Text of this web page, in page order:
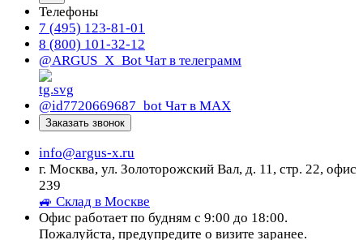
Телефоны
7 (495) 123-81-01
8 (800) 101-32-12
@ARGUS_X_Bot Чат в телеграмм
@id7720669687_bot Чат в МАХ
Заказать звонок
info@argus-x.ru
г. Москва, ул. Золоторожский Вал, д. 11, стр. 22, офис
239
🚙 Склад в Москве
Офис работает по будням с 9:00 до 18:00.
Пожалуйста, предупредите о визите заранее.